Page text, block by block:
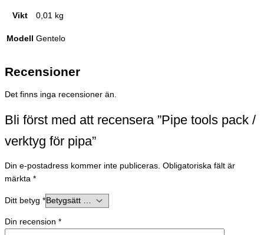
Vikt 0,01 kg
Modell Gentelo
Recensioner
Det finns inga recensioner än.
Bli först med att recensera ”Pipe tools pack /
verktyg för pipa”
Din e-postadress kommer inte publiceras. Obligatoriska fält är
märkta *
Ditt betyg *
Din recension *